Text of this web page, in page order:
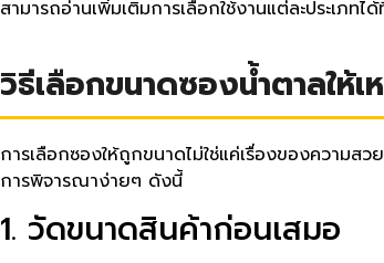
สามารถอ่านเพิ่มเติมการเลือกใช้งานแต่ละประเภทไ
วิธีเลือกขนาดซองน้ำตาลให้เ
การเลือกซองให้ถูกขนาดไม่ใช่แค่เรื่องของควา
การพิจารณาง่ายๆ ดังนี้
1. วัดขนาดสินค้าก่อนเสมอ